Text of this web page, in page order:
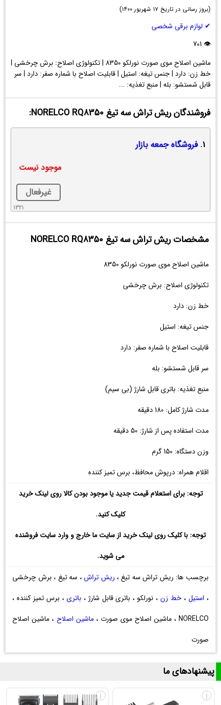
تراش
تیغ
(بروز رسانی در تاریخ ۱۷ شهریور ۱۴۰۰ )
✔ لوازم برقی شخصی
👁 701
ماشین اصلاح موی صورت نورلکو 8350 | تکنولوژی اصلاح: برش چرخشی |
خط زن: دارد | جنس تیغه: استیل | قابلیت اصلاح با شماره صفر: دارد | سر
قابل شستشو: بله | منبع تغذیه: ...
فروشندگان ریش تراش سه تیغ NORELCO RQ8350:
1. فروشگاه جمعه بازار
موجود نیست
غیرفعال
1321
مشخصات ریش تراش سه تیغ NORELCO RQ8350
ماشین اصلاح موی صورت نورلکو 8350
تکنولوژی اصلاح: برش چرخشی
خط زن: دارد
جنس تیغه: استیل
قابلیت اصلاح با شماره صفر: دارد
سر قابل شستشو: بله
منبع تغذیه: باتری قابل شارژ (بی سیم)
مدت شارژ کامل: 180 دقیقه
مدت استفاده پس از شارژ: 50 دقیقه
وزن دستگاه: 150 گرم
اقلام همراه: درپوش محافظ، برس تمیز کننده
توجه: برای استعلام قیمت جدید یا موجود بودن کالا روی لینک خرید
کلیک کنید.
توجه: با کلیک روی لینک خرید از سایت ما خارج و وارد سایت فروشنده
می شوید.
برچسب ها: ریش تراش سه تیغ ، ریش تراش، سه تیغ ، برش چرخشی
، استیل ،خط زن، نورلکو ، باتری قابل شارژ ، باتری ، برس تمیز کننده ،
NORELCO ، ماشین اصلاح موی صورت ،
ماشین اصلاح ، ماشین اصلاح
صورت
پیشنهادهای ما
i
i